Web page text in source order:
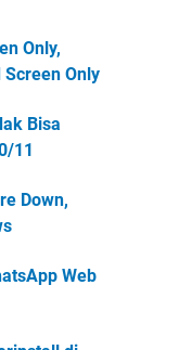
Only,
Only
Bisa
11
Down,
Web